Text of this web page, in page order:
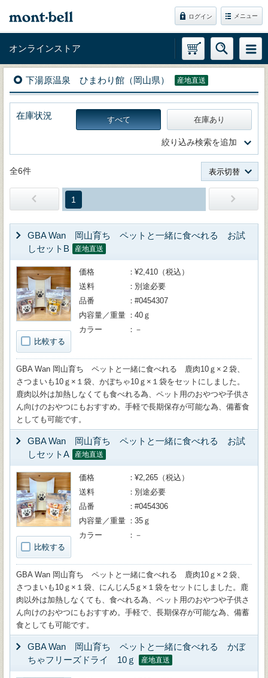
ログイン メニュー
オンラインストア
下湯原温泉 ひまわり館（岡山県） 産地直送
在庫状況 すべて 在庫あり
絞り込み検索を追加
全6件 表示切替
1
GBA Wan 岡山育ち ペットと一緒に食べれる お試
しセットB
産地直送
比較する
価格
¥2,410（税込）
送料
別途必要
品番
#0454307
内容量／重量
40ｇ
カラー
－
GBA Wan 岡山育ち ペットと一緒に食べれる 鹿肉10ｇ×２袋、
さつまいも10ｇ×１袋、かぼちゃ10ｇ×１袋をセットにしました。
鹿肉以外は加熱しなくても食べれる為、ペット用のおやつや子供さ
ん向けのおやつにもおすすめ。手軽で長期保存が可能な為、備蓄食
としても可能です。
GBA Wan 岡山育ち ペットと一緒に食べれる お試
しセットA
産地直送
比較する
価格
¥2,265（税込）
送料
別途必要
品番
#0454306
内容量／重量
35ｇ
カラー
－
GBA Wan 岡山育ち ペットと一緒に食べれる 鹿肉10ｇ×２袋、
さつまいも10ｇ×１袋、にんじん5ｇ×１袋をセットにしました。鹿
肉以外は加熱しなくても、食べれる為、ペット用のおやつや子供さ
ん向けのおやつにもおすすめ。手軽で、長期保存が可能な為、備蓄
食としても可能です。
GBA Wan 岡山育ち ペットと一緒に食べれる かぼ
ちゃフリーズドライ 10ｇ
産地直送